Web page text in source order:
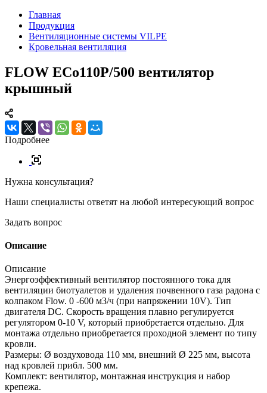
Главная
Продукция
Вентиляционные системы VILPE
Кровельная вентиляция
FLOW ЕCo110P/500 вентилятор
крышный
Подробнее
Нужна консультация?
Наши специалисты ответят на любой интересующий вопрос
Задать вопрос
Описание
Описание
Энергоэффективный вентилятор постоянного тока для
вентиляции биотуалетов и удаления почвенного газа радона с
колпаком Flow. 0 -600 м3/ч (при напряжении 10V). Тип
двигателя DC. Скорость вращения плавно регулируется
регулятором 0-10 V, который приобретается отдельно. Для
монтажа отдельно приобретается проходной элемент по типу
кровли.
Размеры: Ø воздуховода 110 мм, внешний Ø 225 мм, высота
над кровлей прибл. 500 мм.
Комплект: вентилятор, монтажная инструкция и набор
крепежа.